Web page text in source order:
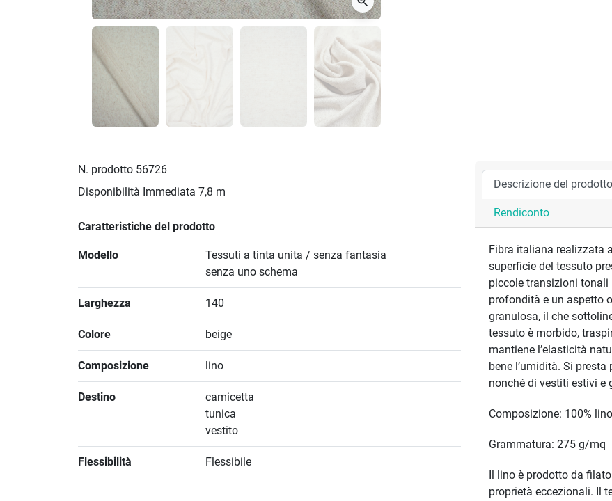
N. prodotto 56726
Disponibilità Immediata 7,8 m
Caratteristiche del prodotto
Modello
Tessuti a tinta unita / senza fantasia
senza uno schema
Larghezza 140
Colore beige
Composizione lino
Destino
camicetta
tunica
vestito
Flessibilità Flessibile
Descrizione del prodotto
Rendiconto
Fibra italiana realizzata
superficie del tessuto
piccole transizioni
profondità e un aspetto
granulosa, il che
tessuto è morbido,
mantiene l’elasticità
bene l’umidità. Si
nonché di vestiti estivi e
Composizione: 100%
Grammatura: 275 g/mq
Il lino è prodotto da
proprietà eccezionali. Il